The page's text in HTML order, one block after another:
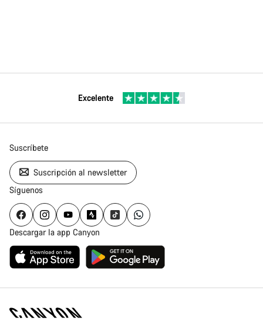
Excelente
Suscríbete
Suscripción al newsletter
Síguenos
Descargar la app Canyon